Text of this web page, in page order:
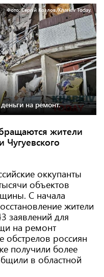
Фото: Сергій Козлов/Kharkiv Today.
на ремонт.
жители
Чугуевского
оккупанты
объектов
С начала
жители
заявлений для
на ремонт
обстрелов россиян
получили более
в областной